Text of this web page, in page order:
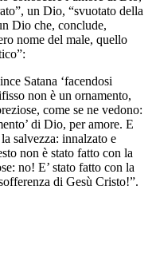
un Dio, “svuotato della
Dio che, conclude,
nome del male, quello
Satana ‘facendosi
non è un ornamento,
come se ne vedono:
di Dio, per amore. E
salvezza: innalzato e
non è stato fatto con la
no! E’ stato fatto con la
di Gesù Cristo!”.